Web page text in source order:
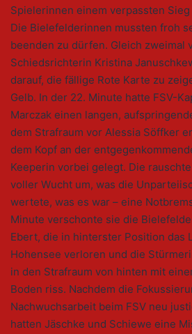
Spielerinnen einem verpassten
Die Bielefelderinnen mussten froh
beenden zu dürfen. Gleich zweimal
Schiedsrichterin Kristina
darauf, die fällige Rote Karte zu
Gelb. In der 22. Minute hatte FSV-
Marczak einen langen,
dem Strafraum vor Alessia Söffker
dem Kopf an der
Keeperin vorbei gelegt. Die
voller Wucht um, was die
wertete, was es war – eine
Minute verschonte sie die
Ebert, die in hinterster Position das
Hohensee verloren und die
in den Strafraum von hinten mit
Boden riss. Nachdem die
Nachwuchsarbeit beim FSV neu
hatten Jäschke und Schiewe eine